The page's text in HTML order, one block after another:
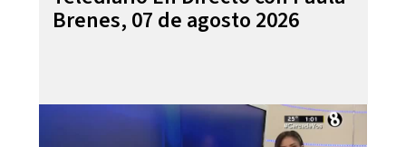
Brenes, 07 de agosto 2026